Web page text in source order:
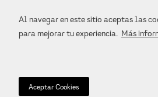
Al navegar en este sitio aceptas las
para mejorar tu experiencia. Más
Aceptar Cookies
REDES SOCIALES